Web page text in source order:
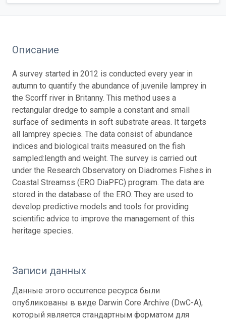
Описание
A survey started in 2012 is conducted every year in
autumn to quantify the abundance of juvenile lamprey in
the Scorff river in Britanny. This method uses a
rectangular dredge to sample a constant and small
surface of sediments in soft substrate areas. It targets
all lamprey species. The data consist of abundance
indices and biological traits measured on the fish
sampled:length and weight. The survey is carried out
under the Research Observatory on Diadromes Fishes in
Coastal Streamss (ERO DiaPFC) program. The data are
stored in the database of the ERO. They are used to
develop predictive models and tools for providing
scientific advice to improve the management of this
heritage species.
Записи данных
Данные этого occurrence ресурса были
опубликованы в виде Darwin Core Archive (DwC-A),
который является стандартным форматом для